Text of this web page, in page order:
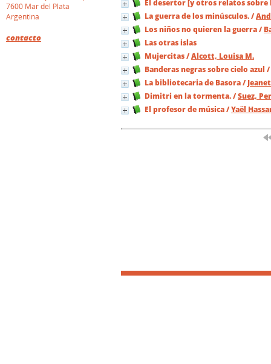
El desertor [y otros relatos sobre
La guerra de los minúsculos./
Los niños no quieren la guerra/
Las otras islas
Mujercitas/Alcott, Louisa M.
Banderas negras sobre cielo azul /
La bibliotecaria de Basora/
Dimitri en la tormenta./Suez,
El profesor de música/Yaël
7600 Mar del Plata
Argentina
contacto